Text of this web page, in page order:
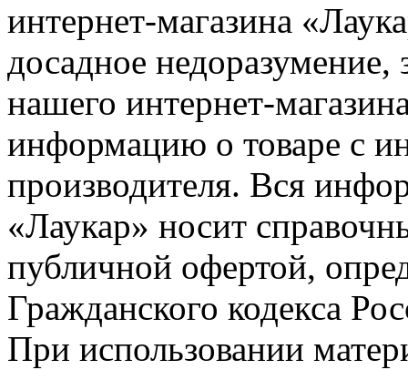
интернет-магазина
досадное недоразумение,
нашего интернет-
информацию о товаре с
производителя. Вся
«Лаукар» носит
публичной офертой,
Гражданского кодекса
При использовании